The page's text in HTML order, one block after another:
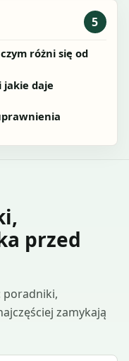
5
różni się od
jakie daje
przed
poradniki,
zamykają